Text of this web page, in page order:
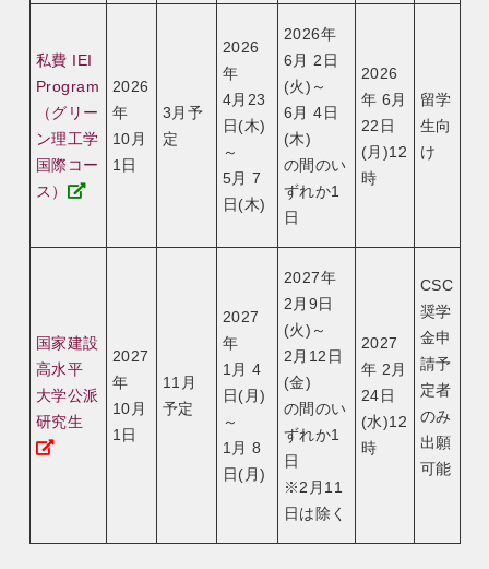
私費 IEI
Program
（グリー
ン理工学
国際コー
ス）
2026
年
10月
1日
3月予
定
2026
年
4月23
日(木)
～
5月 7
日(木)
2026年
6月 2日
(火)～
6月 4日
(木)
の間のい
ずれか1
日
2026
年 6月
22日
(月)12
時
留学
生向
け
国家建設
高水平
大学公派
研究生
2027
年
10月
1日
11月
予定
2027
年
1月 4
日(月)
～
1月 8
日(月)
2027年
2月9日
(火)～
2月12日
(金)
の間のい
ずれか1
日
※2月11
日は除く
2027
年 2月
24日
(水)12
時
CSC
奨学
金申
請予
定者
のみ
出願
可能